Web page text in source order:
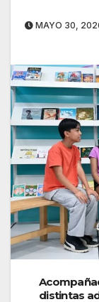
MAYO 30,
distintas